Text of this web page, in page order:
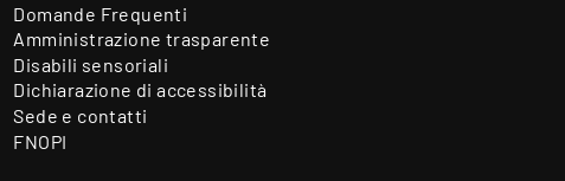
Domande Frequenti
Amministrazione trasparente
Disabili sensoriali
Dichiarazione di accessibilità
Sede e contatti
FNOPI